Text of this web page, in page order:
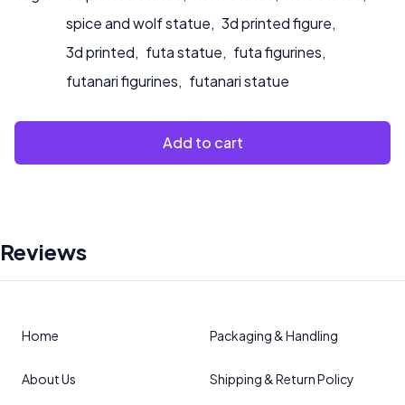
spice and wolf statue, 3d printed figure,
3d printed, futa statue, futa figurines,
futanari figurines, futanari statue
Add to cart
Reviews
Home
About Us
Packaging & Handling
Shipping & Return Policy